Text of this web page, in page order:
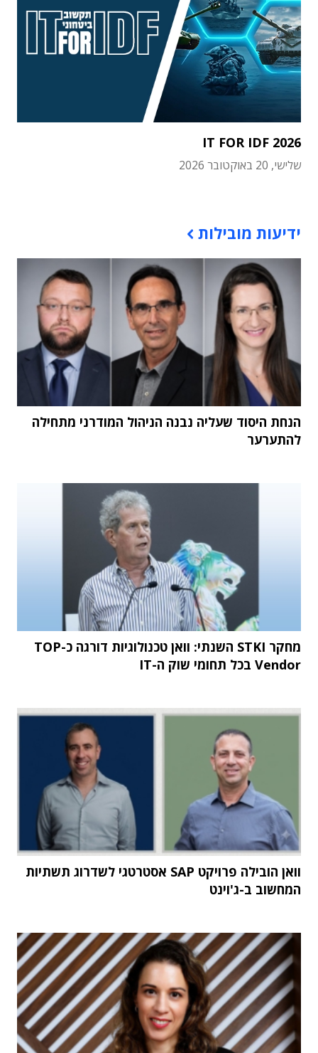
IT FOR IDF 2026
שלישי, 20 באוקטובר 2026
ידיעות מובילות
הנחת היסוד שעליה נבנה הניהול המודרני מתחילה
להתערער
מחקר STKI השנתי: וואן טכנולוגיות דורגה כ-TOP
Vendor בכל תחומי שוק ה-IT
וואן הובילה פרויקט SAP אסטרטגי לשדרוג תשתיות
המחשוב ב-ג'וינט